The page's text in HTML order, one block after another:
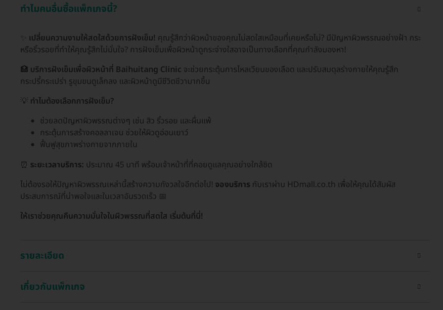
ทำไมคนอื่นซื้อแพ็กเกจนี้?
เปลี่ยนความงามให้สดใสด้วยการฝังเข็ม! คุณรู้สึกว่าผิวหน้าของคุณไม่สดใสเหมือนที่เคยหรือไม่? มีปัญหาผิวพรรณอย่างฝ้า กระ
หรือริ้วรอยที่ทำให้คุณรู้สึกไม่มั่นใจ? การฝังเข็มเพื่อผิวหน้าดูกระจ่างใสอาจเป็นทางเลือกที่คุณกำลังมองหา!
🏥 บริการฝังเข็มเพื่อผิวหน้าที่ Baihuitang Clinic จะช่วยกระตุ้นการไหลเวียนของเลือด และปรับสมดุลร่างกายให้คุณรู้สึก
กระปรี้กระเปร่า รูขุมขนดูเล็กลง และผิวหน้าดูมีชีวิตชีวามากขึ้น
💡 ทำไมต้องเลือกการฝังเข็ม?
ช่วยลดปัญหาผิวพรรณต่างๆ เช่น สิว ริ้วรอย และผื่นแพ้
กระตุ้นการสร้างคอลลาเจน ช่วยให้ผิวดูอ่อนเยาว์
ฟื้นฟูสุขภาพร่างกายจากภายใน
⏰ ระยะเวลาบริการ: ประมาณ 45 นาที พร้อมเจ้าหน้าที่ที่คอยดูแลคุณอย่างใกล้ชิด
ไม่ต้องรอให้ปัญหาผิวพรรณเหล่านี้สร้างความกังวลใจอีกต่อไป! จองบริการ กับเราผ่าน HDmall.co.th เพื่อให้คุณได้สัมผัส
ประสบการณ์ที่น่าพอใจและในเวลาอันรวดเร็ว 📅
ให้เราช่วยคุณคืนความมั่นใจในผิวพรรณที่สดใส เริ่มต้นที่นี่!
รายละเอียด
เกี่ยวกับแพ็กเกจ